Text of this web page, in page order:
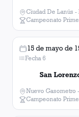
Ciudad De Lanús
Campeonato
15 de mayo de
Fecha 6
San
Nuevo Gasometro
Campeonato